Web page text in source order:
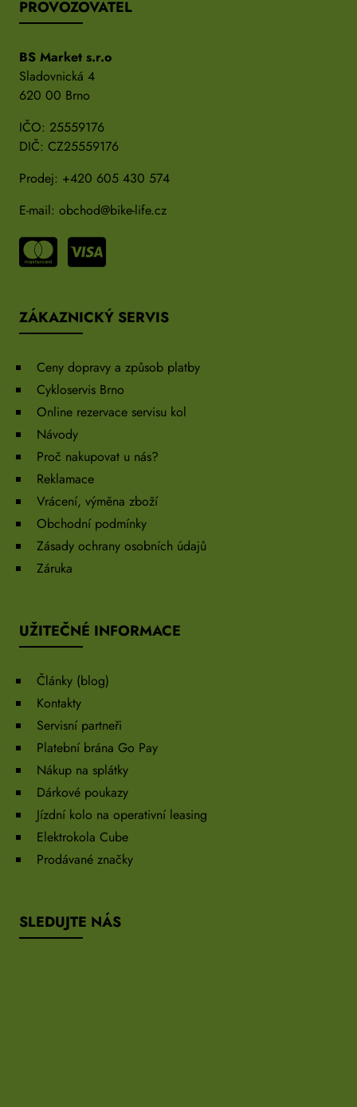
PROVOZOVATEL
BS Market s.r.o
Sladovnická 4
620 00 Brno
IČO: 25559176
DIČ: CZ25559176
Prodej: +420 605 430 574
E-mail: obchod@bike-life.cz
ZÁKAZNICKÝ SERVIS
Ceny dopravy a způsob platby
Cykloservis Brno
Online rezervace servisu kol
Návody
Proč nakupovat u nás?
Reklamace
Vrácení, výměna zboží
Obchodní podmínky
Zásady ochrany osobních údajů
Záruka
UŽITEČNÉ INFORMACE
Články (blog)
Kontakty
Servisní partneři
Platební brána Go Pay
Nákup na splátky
Dárkové poukazy
Jízdní kolo na operativní leasing
Elektrokola Cube
Prodávané značky
SLEDUJTE NÁS